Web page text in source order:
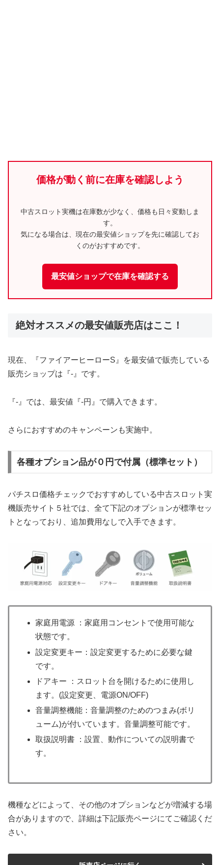
価格が動く前に在庫を確認しよう
中古スロット実機は在庫数が少なく、価格も日々変動しま
す。
気になる場合は、現在の最安値ショップを先に確認してお
くのがおすすめです。
最安値ショップで在庫を確認する
絶対オススメの最安値販売店はここ！
現在、『ファイアーヒーローS』を最安値で販売している
販売ショップは『-』です。
『-』では、最安値『-円』で購入できます。
さらにおすすめのキャンペーンも実施中。
各種オプション品が０円で付属（標準セット）
パチスロ価格チェックでおすすめしている中古スロット実
機販売サイト５社では、全て下記のオプションが標準セッ
トとなっており、追加費用なしで入手できます。
家庭用電源 ：家庭用コンセントで使用可能な
状態です。
設定変更キー：設定変更するために必要な鍵
です。
ドアキー ：スロット台を開けるために使用し
ます。(設定変更、電源ON/OFF)
音量調整機能：音量調整のためのつまみ(ボリ
ューム)が付いています。音量調整可能です。
取扱説明書 ：設置、動作についての説明書で
す。
機種などによって、その他のオプションなどが増減する場
合がありますので、詳細は下記販売ページにてご確認くだ
さい。